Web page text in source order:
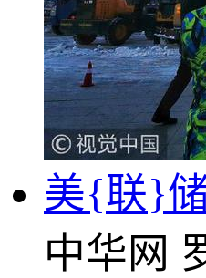
美{联}
中华网